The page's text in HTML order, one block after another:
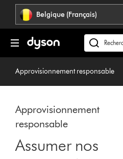
Sauter
pages
Belgique (Français)
Rechercher
des
produits
Approvisionnement responsable
Approvisionnement
responsable
Assumer nos